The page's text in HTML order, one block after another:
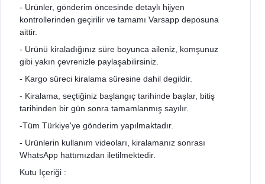
- Urünler, gönderim öncesinde detaylı hijyen
kontrollerinden geçirilir ve tamamı Varsapp deposuna
aittir.
- Urünü kiraladığınız süre boyunca aileniz, komşunuz
gibi yakın çevrenizle paylaşabilirsiniz.
- Kargo süreci kiralama süresine dahil degildir.
- Kiralama, seçtiğiniz başlangıç tarihinde başlar, bitiş
tarihinden bir gün sonra tamamlanmış sayılır.
-Tüm Türkiye'ye gönderim yapılmaktadır.
- Urünlerin kullanım videoları, kiralamanız sonrası
WhatsApp hattımızdan iletilmektedir.
Kutu Içeriği :